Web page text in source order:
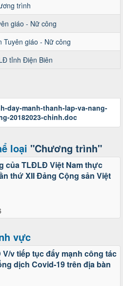
trình
giáo - Nữ công
Tuyên giáo - Nữ công
tỉnh Điện Biên
day-manh-thanh-lap-va-nang-
20182023-chinh.doc
loại "Chương trình"
của TLĐLĐ Việt Nam thực
thứ XII Đảng Cộng sản Việt
vực
v tiếp tục đẩy mạnh công tác
dịch Covid-19 trên địa bàn